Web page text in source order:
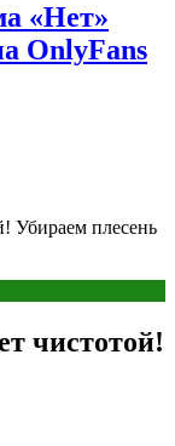
«Нет»
OnlyFans
Убираем плесень
чистотой!